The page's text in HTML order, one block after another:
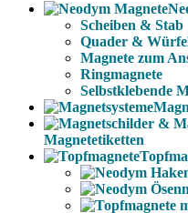
Scheiben & Stab
Quader &
Magnete zum
Ringmagnete
Selbstklebende
Magnetetiketten